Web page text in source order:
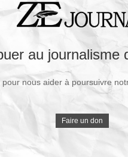
au journalisme
nous aider à poursuivre
Faire un don